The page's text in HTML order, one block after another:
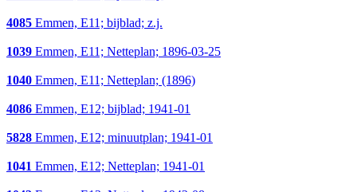
4085 Emmen, E11; bijblad; z.j.
1039 Emmen, E11; Netteplan; 1896-03-25
1040 Emmen, E11; Netteplan; (1896)
4086 Emmen, E12; bijblad; 1941-01
5828 Emmen, E12; minuutplan; 1941-01
1041 Emmen, E12; Netteplan; 1941-01